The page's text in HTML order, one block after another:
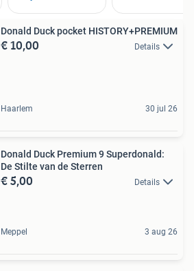
Donald Duck pocket HISTORY+PREMIUM
€ 10,00 Details
Haarlem 30 jul 26
Donald Duck Premium 9 Superdonald:
De Stilte van de Sterren
€ 5,00 Details
Meppel 3 aug 26